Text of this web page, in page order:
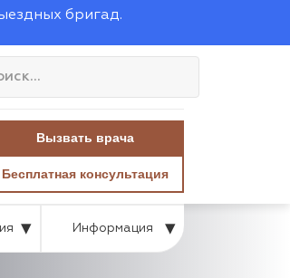
бригад.
Вызвать врача
Бесплатная консультация
Информация